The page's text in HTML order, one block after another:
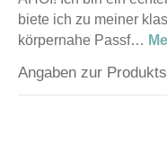
biete ich zu meiner
körpernahe Passf…
Angaben zur